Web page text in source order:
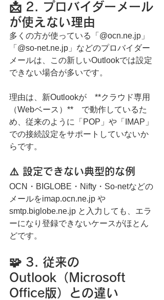
📩 2. プロバイダーメール
が使えない理由
多くの方が使っている「@ocn.ne.jp」
「@so-net.ne.jp」などのプロバイダー
メールは、この新しいOutlookでは設定
できない場合が多いです。
理由は、新Outlookが　**クラウド専用
（Webベース）**　で動作しているた
め、従来のように「POP」や「IMAP」
での接続設定をサポートしていないか
らです。
⚠️ 設定できない典型的な例
OCN・BIGLOBE・Nifty・So-netなどの
メールをimap.ocn.ne.jp や
smtp.biglobe.ne.jp と入力しても、エラ
ーになり登録できないケースがほとん
どです。
🧩 3. 従来の
Outlook（Microsoft
Office版）との違い